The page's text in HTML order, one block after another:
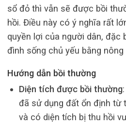
sổ đỏ thì vẫn sẽ được bồi
hồi. Điều này có ý nghĩa rất
quyền lợi của người dân, đặc
đình sống chủ yếu bằng nông
Hướng dẫn bồi thường
Diện tích được bồi thường
đã sử dụng đất ổn định từ
và có diện tích bị thu hồi